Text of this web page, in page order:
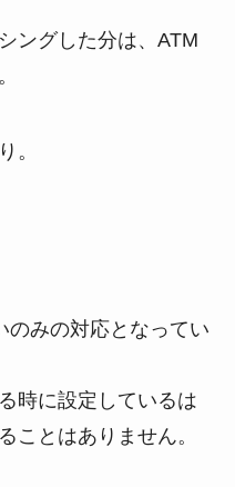
ングした分は、ATM
。
のみの対応となってい
時に設定しているは
ことはありません。